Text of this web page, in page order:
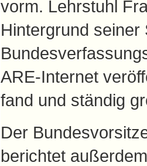
vorm. Lehrstuhl
Hintergrund
ARE-Internet
fand und ständig
Der
berichtet